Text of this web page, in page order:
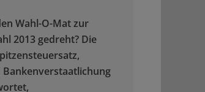
Wahl-O-Mat zur
2013 gedreht? Die
Bankenverstaatlichung